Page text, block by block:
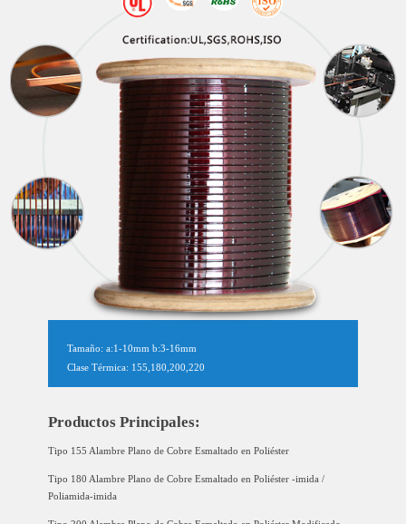
Tamaño: a:1-10mm b:3-16mm
Clase Térmica: 155,180,200,220
Productos Principales:
Tipo 155 Alambre Plano de Cobre Esmaltado en Poliéster
Tipo 180 Alambre Plano de Cobre Esmaltado en Poliéster -imida /
Poliamida-imida